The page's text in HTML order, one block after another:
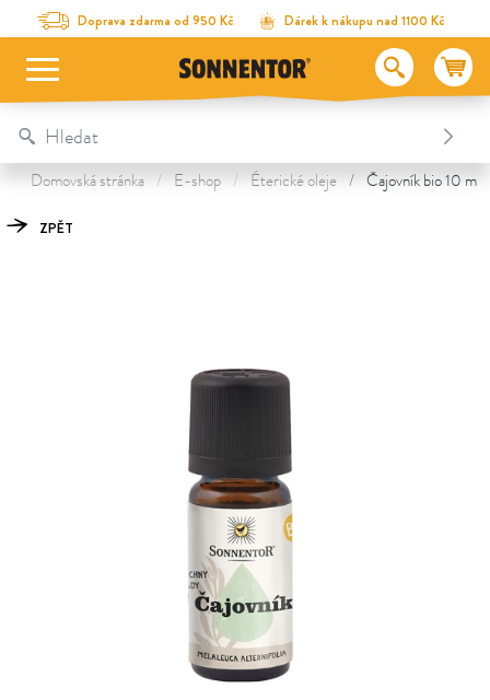
Na obsah stránky
Na seznam obsahu
Na menu Doprava zdarma od 950 Kč Dárek k nákupu nad 1100 Kč
Table Of Content
Čajovník
Objevte další poklady
Domovská stránka E-shop Éterické oleje Čajovník bio 10 ml
ZPĚT